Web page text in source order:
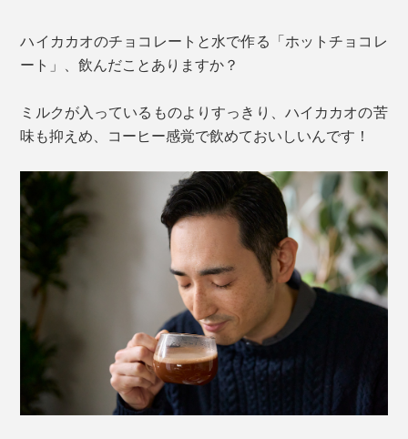
ハイカカオのチョコレートと水で作る「ホットチョコレ
ート」、飲んだことありますか？
ミルクが入っているものよりすっきり、ハイカカオの苦
味も抑えめ、コーヒー感覚で飲めておいしいんです！